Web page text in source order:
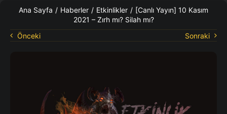
KO Rehberleri
Ana Sayfa / Haberler / Etkinlikler / [Canlı Yayın] 10 Kasım
2021 – Zırh mı? Silah mı?
Önceki
Sonraki